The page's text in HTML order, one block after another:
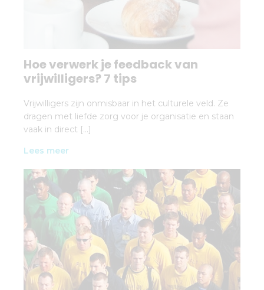
Hoe verwerk je feedback van
vrijwilligers? 7 tips
Vrijwilligers zijn onmisbaar in het culturele veld. Ze
dragen met liefde zorg voor je organisatie en staan
vaak in direct […]
Lees meer